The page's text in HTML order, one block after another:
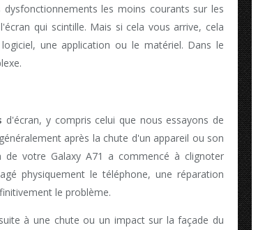
les moins courants sur les
qui scintille. Mais si cela vous arrive, cela
une application ou le matériel. Dans le
d'écran, y compris celui que nous essayons de
après la chute d'un appareil ou son
de votre Galaxy A71 a commencé à clignoter
physiquement le téléphone, une réparation
le problème.
à une chute ou un impact sur la façade du